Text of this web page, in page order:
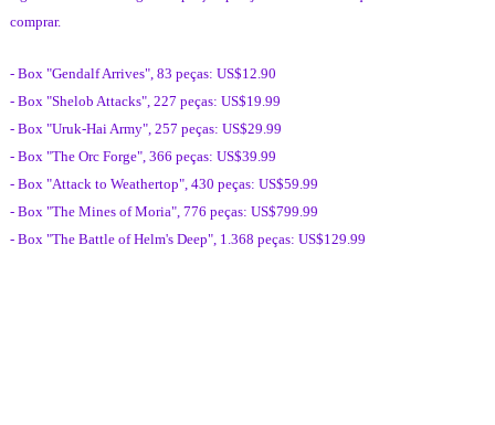
comprar.
- Box "Gendalf Arrives", 83 peças: US$12.90
- Box "Shelob Attacks", 227 peças: US$19.99
- Box "Uruk-Hai Army", 257 peças: US$29.99
- Box "The Orc Forge", 366 peças: US$39.99
- Box "Attack to Weathertop", 430 peças: US$59.99
- Box "The Mines of Moria", 776 peças: US$799.99
- Box "The Battle of Helm's Deep", 1.368 peças: US$129.99